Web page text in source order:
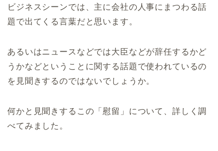
ビジネスシーンでは、主に会社の人事にまつわる話
題で出てくる言葉だと思います。
あるいはニュースなどでは大臣などが辞任するかど
うかなどということに関する話題で使われているの
を見聞きするのではないでしょうか。
何かと見聞きするこの「慰留」について、詳しく調
べてみました。